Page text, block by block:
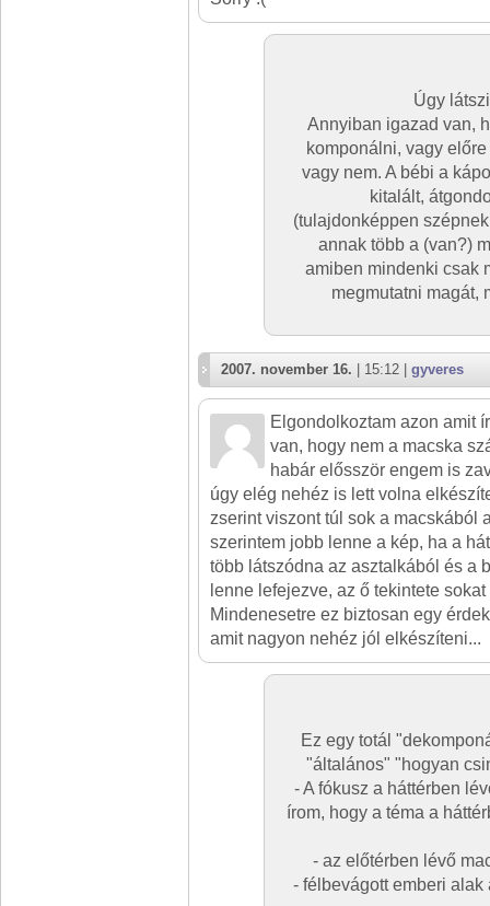
Úgy
Annyiban igazad van,
komponálni, vagy
vagy nem. A bébi a
kitalált,
(tulajdonképpen
annak több a (van?)
amiben mindenki csak
megmutatni magát,
2007. november 16. | 15:12 | gyveres
Elgondolkoztam azon amit
van, hogy nem a macska
habár elősször engem is
úgy elég nehéz is lett volna
zserint viszont túl sok a macskából
szerintem jobb lenne a kép, ha a
több látszódna az asztalkából és a
lenne lefejezve, az ő tekintete
Mindenesetre ez biztosan egy
amit nagyon nehéz jól elkészíteni...
Ez egy totál
"általános" "hogyan
- A fókusz a háttérben
írom, hogy a téma a
- az előtérben lévő
- félbevágott emberi